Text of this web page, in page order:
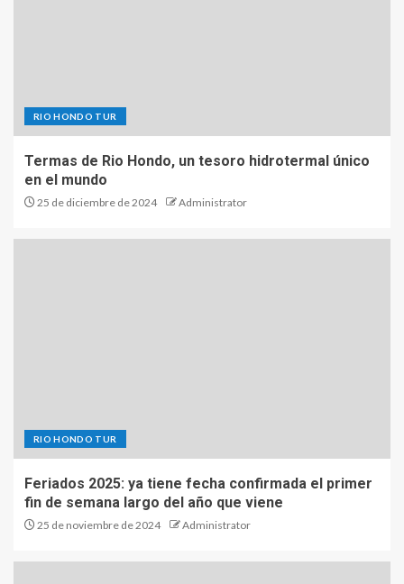
RIO HONDO TUR
Termas de Rio Hondo, un tesoro hidrotermal único
en el mundo
25 de diciembre de 2024 Administrator
RIO HONDO TUR
Feriados 2025: ya tiene fecha confirmada el primer
fin de semana largo del año que viene
25 de noviembre de 2024 Administrator